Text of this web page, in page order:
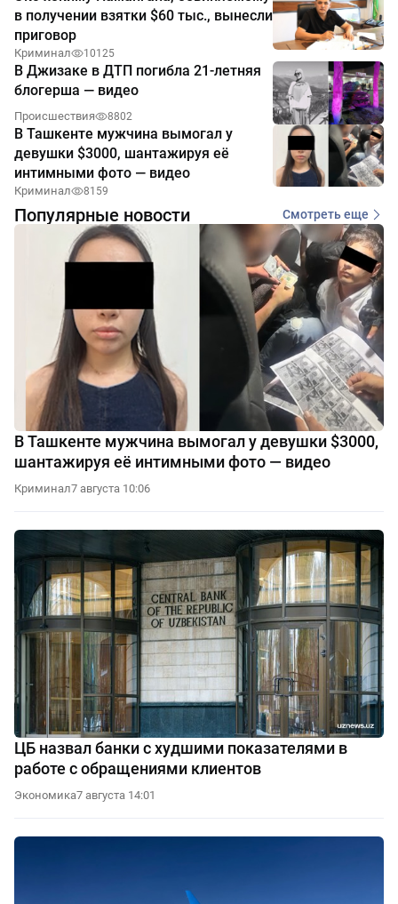
в получении взятки $60 тыс., вынесли
приговор
Криминал 10125
В Джизаке в ДТП погибла 21-летняя
блогерша — видео
Происшествия 8802
В Ташкенте мужчина вымогал у
девушки $3000, шантажируя её
интимными фото — видео
Криминал 8159
Популярные новости Смотреть еще
В Ташкенте мужчина вымогал у девушки $3000,
шантажируя её интимными фото — видео
Криминал7 августа 10:06
ЦБ назвал банки с худшими показателями в
работе с обращениями клиентов
Экономика7 августа 14:01